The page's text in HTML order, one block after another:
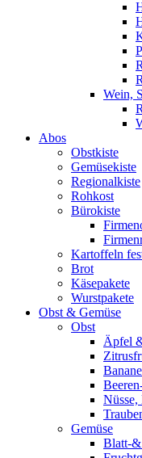
Wein,
Abos
Obstkiste
Gemüsekiste
Regionalkiste
Rohkost
Bürokiste
Kartoffeln
Brot
Käsepakete
Wurstpakete
Obst & Gemüse
Obst
Äpfel
Nüsse,
Gemüse
Blatt-&